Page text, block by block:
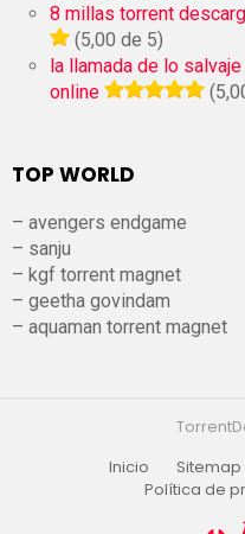
8 millas torrent
(5,00 de 5)
la llamada de lo
online
TOP WORLD
– avengers endgame
– sanju
– kgf torrent magnet
– geetha govindam
– aquaman torrent magnet
Inicio
Sitemap
Política de